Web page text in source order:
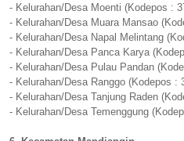
- Kelurahan/Desa Moenti (Kodepos :
- Kelurahan/Desa Muara Mansao
- Kelurahan/Desa Napal Melintang
- Kelurahan/Desa Panca Karya
- Kelurahan/Desa Pulau Pandan
- Kelurahan/Desa Ranggo (Kodepos :
- Kelurahan/Desa Tanjung Raden
- Kelurahan/Desa Temenggung